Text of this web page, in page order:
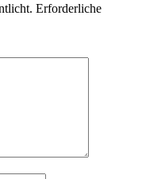
Erforderliche